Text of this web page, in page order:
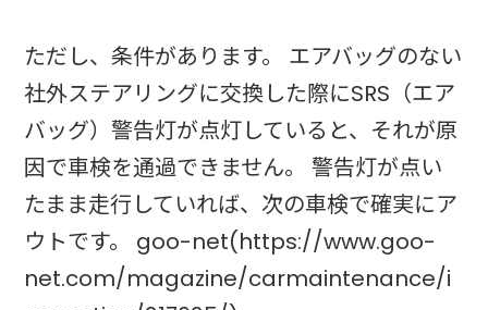
ただし、条件があります。 エアバッグのない
社外ステアリングに交換した際にSRS（エア
バッグ）警告灯が点灯していると、それが原
因で車検を通過できません。 警告灯が点い
たまま走行していれば、次の車検で確実にア
ウトです。 goo-net(https://www.goo-
net.com/magazine/carmaintenance/i